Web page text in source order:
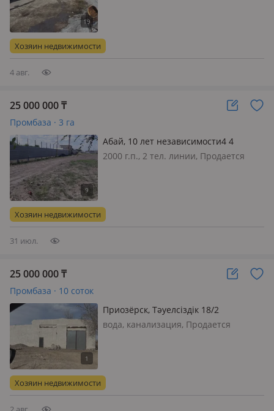
возможность есть, за
дополнительную плату. Целевое
Хозяин недвижимости
4 авг.
25 000 000₸
Промбаза · 3 га
Абай, 10 лет независимости4 4
2000 г.п., 2 тел. линии, Продается
собственности, гос. акт имеется,
отопление центральное, вода…
Хозяин недвижимости
31 июл.
25 000 000₸
Промбаза · 10 соток
Приозёрск, Тәуелсіздік 18/2
вода, канализация, Продается
бизнеса: производства, склада,
логистики, переработки, автосервиса
Хозяин недвижимости